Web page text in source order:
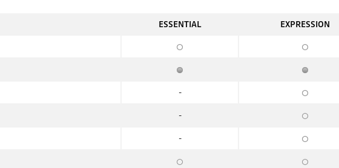
ESSENTIAL EXPRESSION
-
-
-